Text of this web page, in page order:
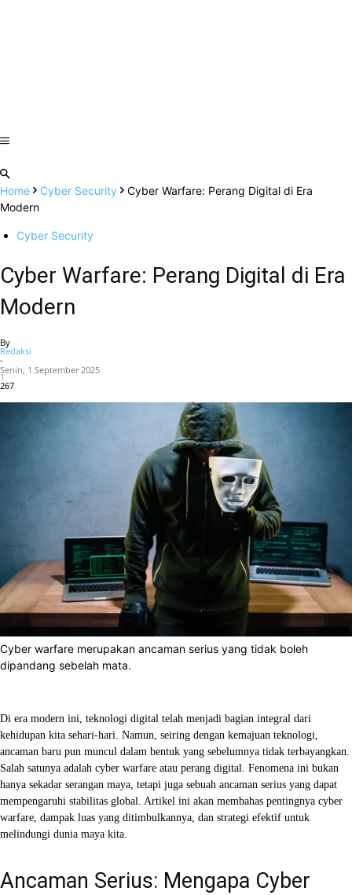
Home Cyber Security
Cyber Warfare: Perang Digital di Era
Modern
Cyber Security
Cyber Warfare: Perang Digital di Era
Modern
By
Redaksi
-
Senin, 1 September 2025
1
267
Cyber warfare merupakan ancaman serius yang tidak boleh
dipandang sebelah mata.
Di era modern ini, teknologi digital telah menjadi bagian integral dari
kehidupan kita sehari-hari. Namun, seiring dengan kemajuan teknologi,
ancaman baru pun muncul dalam bentuk yang sebelumnya tidak terbayangkan.
Salah satunya adalah cyber warfare atau perang digital. Fenomena ini bukan
hanya sekadar serangan maya, tetapi juga sebuah ancaman serius yang dapat
mempengaruhi stabilitas global. Artikel ini akan membahas pentingnya cyber
warfare, dampak luas yang ditimbulkannya, dan strategi efektif untuk
melindungi dunia maya kita.
Ancaman Serius: Mengapa Cyber